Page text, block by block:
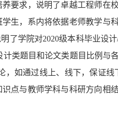
要求，说明了卓越工程师在
生，系内将依据老师教学与
了学院对2020级本科毕业设
类题目和论文类题目比例与
如通过线上、线下，保证线
点与教师学科与科研方向相